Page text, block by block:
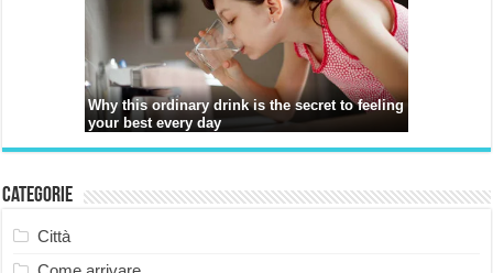
Categorie
Città